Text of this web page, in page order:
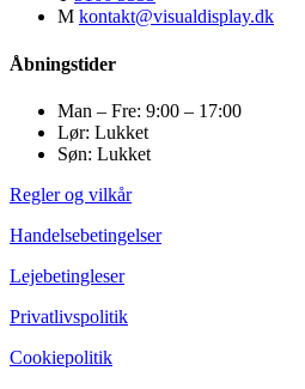
M kontakt@visualdisplay.dk
Åbningstider
Man – Fre: 9:00 – 17:00
Lør: Lukket
Søn: Lukket
Regler og vilkår
Handelsebetingelser
Lejebetingleser
Privatlivspolitik
Cookiepolitik